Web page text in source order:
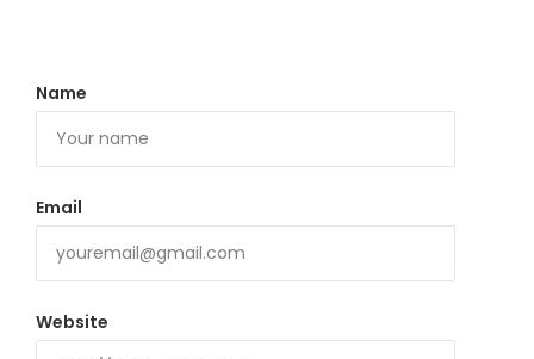
Name
Email
Website